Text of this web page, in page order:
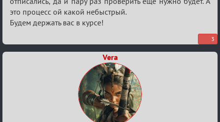
это процесс ой какой небыстрый.
Будем держать вас в курсе!
3
Vera